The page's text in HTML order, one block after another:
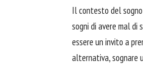
Il contesto del sogno
sogni di avere mal
essere un invito a
alternativa, sognare